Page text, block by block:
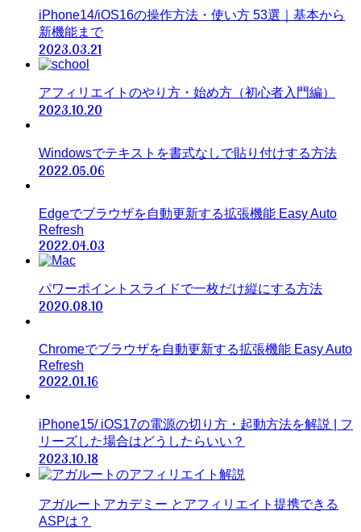
iPhone14/iOS16の操作方法・使い方 53選｜基本から
新機能まで
2023.03.21
アフィリエイトのやり方・始め方（初心者入門編）
2023.10.20
Windowsでテキストを書式なしで貼り付けする方法
2022.05.06
Edgeでブラウザを自動更新する拡張機能 Easy Auto
Refresh
2022.04.03
パワーポイントスライドで一枚だけ縦にする方法
2020.08.10
Chromeでブラウザを自動更新する拡張機能 Easy Auto
Refresh
2022.01.16
iPhone15/ iOS17の電源の切り方・起動方法を解説 | フ
リーズした場合はどうしたらいい？
2023.10.18
アガルートアカデミー とアフィリエイト提携できる
ASPは？